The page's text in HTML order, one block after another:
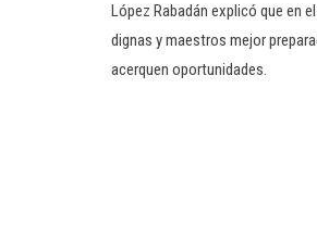
López Rabadán explicó que en
dignas y maestros mejor
acerquen oportunidades.